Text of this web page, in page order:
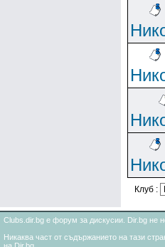
Клуб :
Clubs.dir.bg е форум за дискусии. Dir.bg не
Никаква част от съдържанието на тази